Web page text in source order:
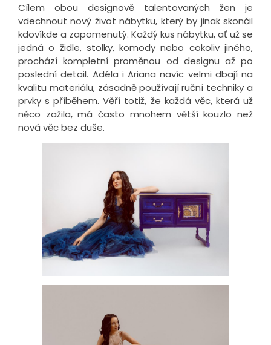
Cílem obou designově talentovaných žen je
vdechnout nový život nábytku, který by jinak skončil
kdovíkde a zapomenutý. Každý kus nábytku, ať už se
jedná o židle, stolky, komody nebo cokoliv jiného,
prochází kompletní proměnou od designu až po
poslední detail. Adéla i Ariana navíc velmi dbají na
kvalitu materiálu, zásadně používají ruční techniky a
prvky s příběhem. Věří totiž, že každá věc, která už
něco zažila, má často mnohem větší kouzlo než
nová věc bez duše.